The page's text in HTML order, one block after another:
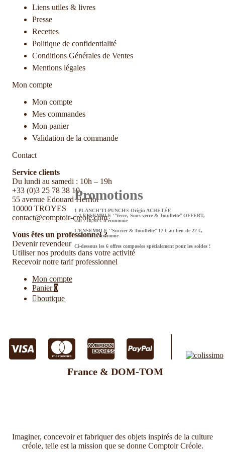
Promotions
1 PLANCH’TI-PUNCH® Origin ACHETÉE
= 1 ENSEMBLE ‘’Verre, Sous-verre & Touillette’’ OFFERT,
soit : 10,50 € d’économie
L’ENSEMBLE ‘’Sucrier & Touillette’’ 17 € au lieu de 22 €,
soit : 5 € d’économie
Ci-dessous les 6 offres composées spécialement pour les soldes !
Liens utiles & livres
Presse
Recettes
Politique de confidentialité
Conditions Générales de Ventes
Mentions légales
Mon compte
Mon compte
Mes commandes
Mon panier
Validation de la commande
Contact
Service clients
Du lundi au samedi : 10h – 19h
+33 (0)3 25 78 38 10
55 avenue Edouard Herriot
10000 TROYES
contact@comptoir-creole.com
Vous êtes un professionnel ?
Devenir revendeur
Utiliser nos produits dans votre activité
Recevoir notre tarif professionnel
Mon compte
Panier0
boutique
France & DOM-TOM
Imaginer, concevoir et fabriquer des objets inspirés de la culture
créole, telle est la mission que se donne Comptoir Créole.